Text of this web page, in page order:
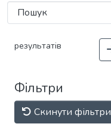
результатів
Фільтри
Скинути фільтри